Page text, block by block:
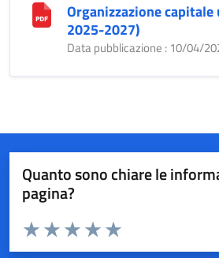
Organizzazione capitale
2025-2027)
Data pubblicazione : 10/04/
Quanto sono chiare le
pagina?
Valuta da 1 a 5 stelle la pagina
Valuta 5 stelle su 5
Valuta 4 stelle su 5
Valuta 3 stelle su 5
Valuta 2 stelle su 5
Valuta 1 stelle su 5